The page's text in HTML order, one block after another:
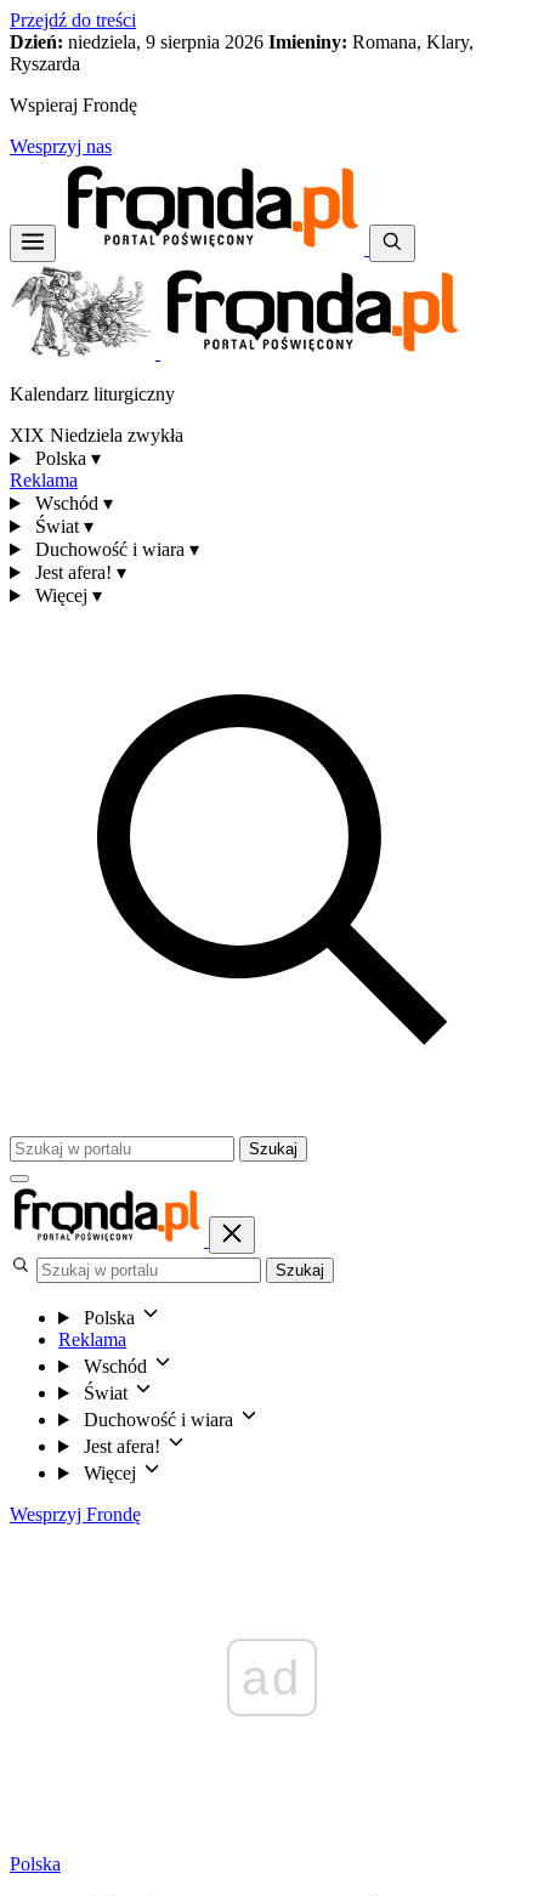
Przejdź do treści
Dzień: niedziela, 9 sierpnia 2026 Imieniny: Romana, Klary,
Ryszarda
Wspieraj Frondę
Wesprzyj nas
Kalendarz liturgiczny
XIX Niedziela zwykła
Polska ▾
Reklama
Wschód ▾
Świat ▾
Duchowość i wiara ▾
Jest afera! ▾
Więcej ▾
Szukaj
Szukaj
Polska
Reklama
Wschód
Świat
Duchowość i wiara
Jest afera!
Więcej
Wesprzyj Frondę
ad
Polska